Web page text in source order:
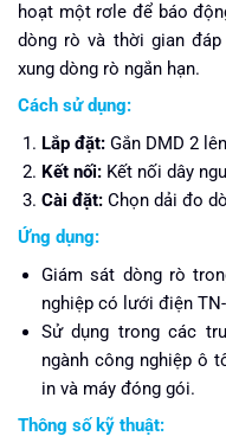
hoạt một rơle để báo
dòng rò và thời gian
xung dòng rò ngắn hạn.
Cách sử dụng:
Lắp đặt:Gắn DMD 2
Kết nối:Kết nối dây
Cài đặt:Chọn dải đo
Ứng dụng:
Giám sát dòng rò
nghiệp có lưới điện TN-
Sử dụng trong các
ngành công nghiệp ô
in và máy đóng gói.
Thông số kỹ thuật: